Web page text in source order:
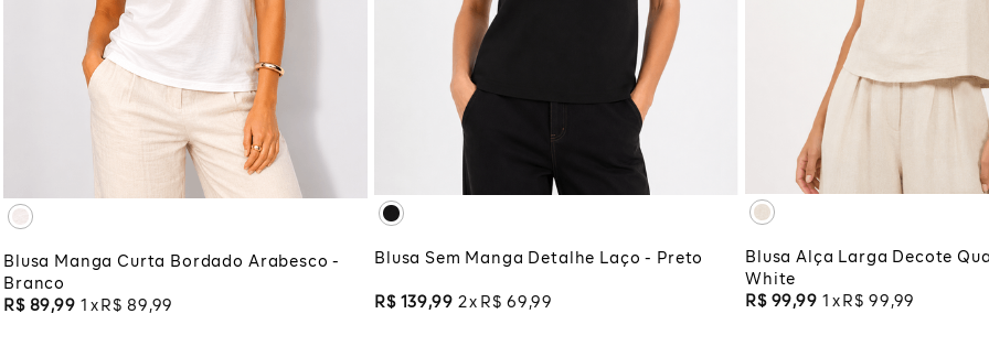
G
M
XGG
ADICIONAR À SACOLA
Blusa Manga Curta Bordado Arabesco -
Branco
R$ 89,99 1 R$ 89 ,99
P
XGG
ADICIONAR À SACOLA
Blusa Sem Manga Detalhe Laço - Preto
R$ 139,99 2 R$ 69 ,99
M
P
ADICIONAR À
Blusa Alça Larga Decote
White
R$ 99,99 1 R$ 99 ,99